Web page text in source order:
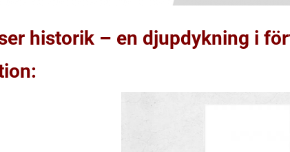
historik – en djupdykning i